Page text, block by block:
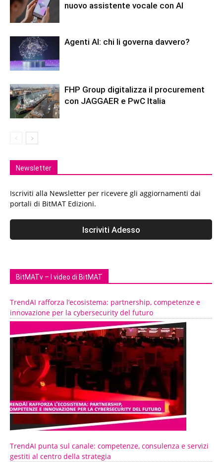
nuovo assistente vocale con AI
Agenti AI: chi li governa davvero?
FHP Group digitalizza il procurement
con JAGGAER e PwC Italia
Newsletter
Iscriviti alla Newsletter per ricevere gli aggiornamenti dai
portali di BitMAT Edizioni.
BitMATv – I video di BitMAT
TrendAI rafforza l’ecosistema: partnership, competenze e
innovazione per la cybersecurity del futuro
TrendAI punta sul canale: competenze, consulenza e servizi
gestiti al centro della strategia